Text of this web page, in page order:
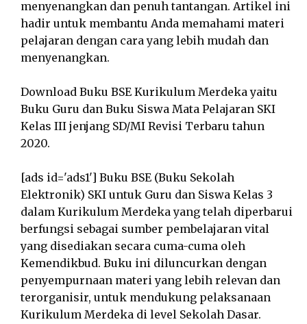
menyenangkan dan penuh tantangan. Artikel ini
hadir untuk membantu Anda memahami materi
pelajaran dengan cara yang lebih mudah dan
menyenangkan.
Download Buku BSE Kurikulum Merdeka yaitu
Buku Guru dan Buku Siswa Mata Pelajaran SKI
Kelas III jenjang SD/MI Revisi Terbaru tahun
2020.
[ads id='ads1'] Buku BSE (Buku Sekolah
Elektronik) SKI untuk Guru dan Siswa Kelas 3
dalam Kurikulum Merdeka yang telah diperbarui
berfungsi sebagai sumber pembelajaran vital
yang disediakan secara cuma-cuma oleh
Kemendikbud. Buku ini diluncurkan dengan
penyempurnaan materi yang lebih relevan dan
terorganisir, untuk mendukung pelaksanaan
Kurikulum Merdeka di level Sekolah Dasar.